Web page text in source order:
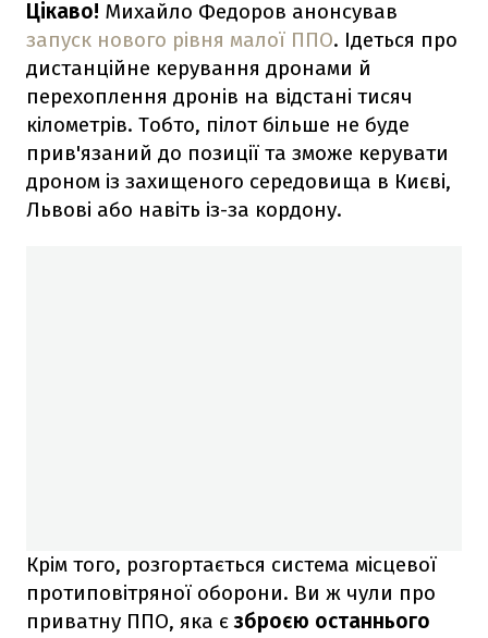
Цікаво! Михайло Федоров анонсував
запуск нового рівня малої ППО. Ідеться про
дистанційне керування дронами й
перехоплення дронів на відстані тисяч
кілометрів. Тобто, пілот більше не буде
прив'язаний до позиції та зможе керувати
дроном із захищеного середовища в Києві,
Львові або навіть із-за кордону.
Крім того, розгортається система місцевої
протиповітряної оборони. Ви ж чули про
приватну ППО, яка єзброєю останнього